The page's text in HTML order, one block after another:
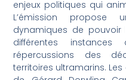
enjeux politiques qui
L’émission propose
dynamiques de
différentes
répercussions des
territoires ultramarins.